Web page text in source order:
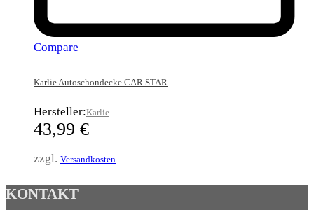
Compare
Karlie Autoschondecke CAR STAR
Hersteller:Karlie
43,99 €
zzgl. Versandkosten
KONTAKT